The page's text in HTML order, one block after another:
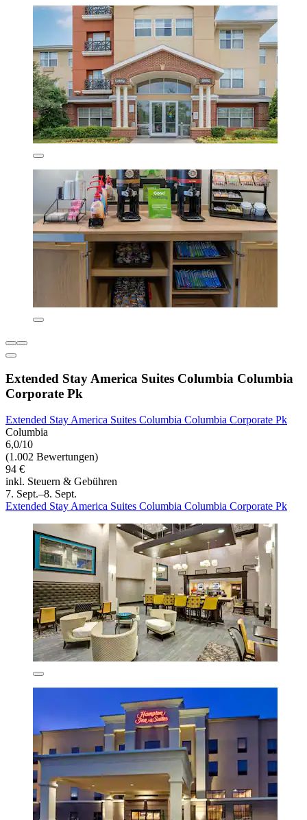
Extended Stay America Suites Columbia Columbia
Corporate Pk
Extended Stay America Suites Columbia Columbia Corporate Pk
Columbia
6,0/10
(1.002 Bewertungen)
94 €
inkl. Steuern & Gebühren
7. Sept.–8. Sept.
Extended Stay America Suites Columbia Columbia Corporate Pk